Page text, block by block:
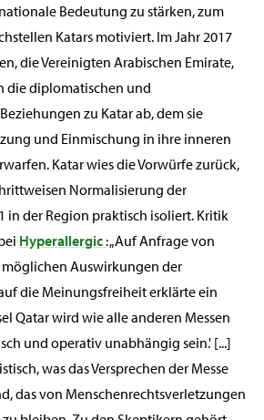
Bedeutung zu stärken, zum
Katars motiviert. Im Jahr 2017
die Vereinigten Arabischen Emirate,
die diplomatischen und
zu Katar ab, dem sie
und Einmischung in ihre inneren
Katar wies die Vorwürfe zurück,
Normalisierung der
in der Region praktisch isoliert. Kritik
Hyperallergic : „Auf Anfrage von
Auswirkungen der
die Meinungsfreiheit erklärte ein
Qatar wird wie alle anderen Messen
und operativ unabhängig sein.' [...]
was das Versprechen der Messe
das von Menschenrechtsverletzungen